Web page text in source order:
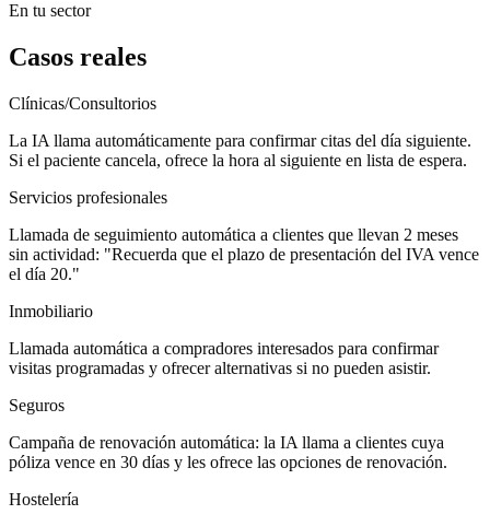
En tu sector
Casos reales
Clínicas/Consultorios
La IA llama automáticamente para confirmar citas del día siguiente.
Si el paciente cancela, ofrece la hora al siguiente en lista de espera.
Servicios profesionales
Llamada de seguimiento automática a clientes que llevan 2 meses
sin actividad: "Recuerda que el plazo de presentación del IVA vence
el día 20."
Inmobiliario
Llamada automática a compradores interesados para confirmar
visitas programadas y ofrecer alternativas si no pueden asistir.
Seguros
Campaña de renovación automática: la IA llama a clientes cuya
póliza vence en 30 días y les ofrece las opciones de renovación.
Hostelería